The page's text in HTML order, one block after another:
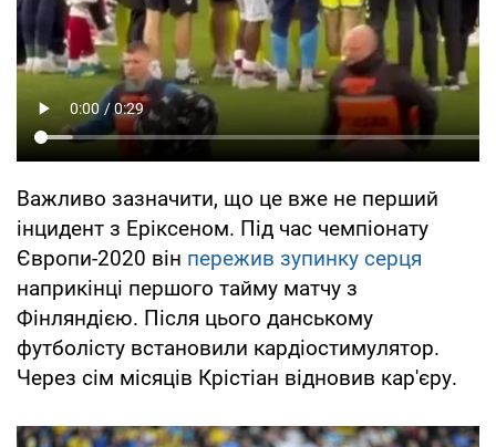
Важливо зазначити, що це вже не перший
інцидент з Еріксеном. Під час чемпіонату
Європи-2020 він пережив зупинку серця
наприкінці першого тайму матчу з
Фінляндією. Після цього данському
футболісту встановили кардіостимулятор.
Через сім місяців Крістіан відновив кар'єру.